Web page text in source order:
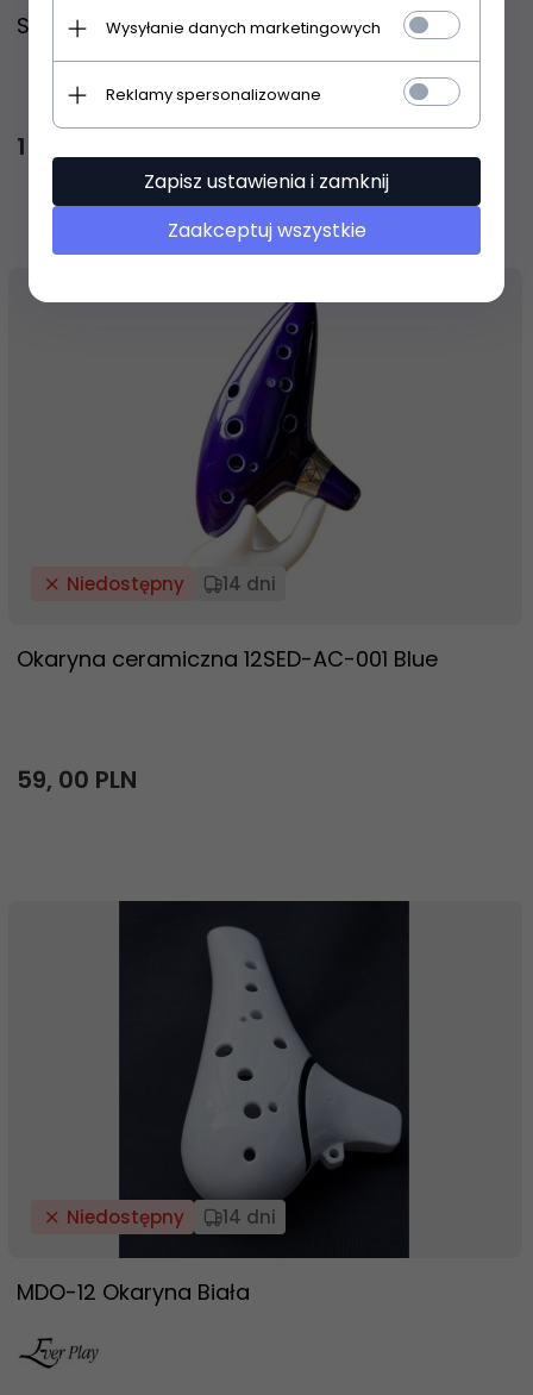
Schwarz OC-13-G okaryna ceramiczna 13cm
159,
Niedostępny 14 dni
Okaryna ceramiczna 12SED-AC-001 Blue
59, 00 PLN
Niedostępny 14 dni
MDO-12 Okaryna Biała
Wysyłanie danych marketingowych
Reklamy spersonalizowane
Zapisz ustawienia i zamknij
Zaakceptuj wszystkie